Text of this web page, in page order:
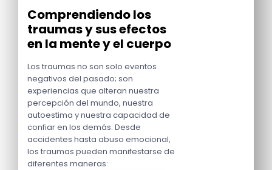
Comprendiendo los
traumas y sus efectos
en la mente y el cuerpo
Los traumas no son solo eventos
negativos del pasado; son
experiencias que alteran nuestra
percepción del mundo, nuestra
autoestima y nuestra capacidad de
confiar en los demás. Desde
accidentes hasta abuso emocional,
los traumas pueden manifestarse de
diferentes maneras: